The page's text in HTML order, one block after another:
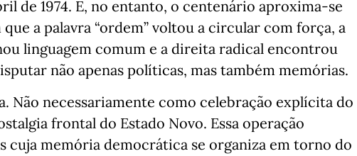
de 1974. E, no entanto, o centenário aproxima-se
a palavra “ordem” voltou a circular com força, a
linguagem comum e a direita radical encontrou
não apenas políticas, mas também memórias.
Não necessariamente como celebração explícita do
frontal do Estado Novo. Essa operação
memória democrática se organiza em torno do